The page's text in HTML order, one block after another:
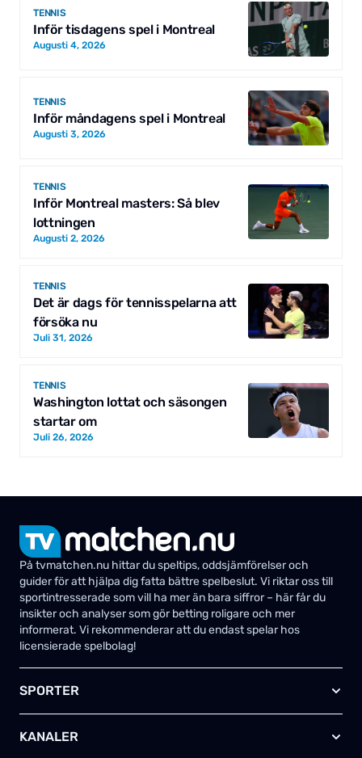
TENNIS
Inför tisdagens spel i Montreal
Augusti 4, 2026
TENNIS
Inför måndagens spel i Montreal
Augusti 3, 2026
TENNIS
Inför Montreal masters: Så blev
lottningen
Augusti 2, 2026
TENNIS
Det är dags för tennisspelarna att
försöka nu
Juli 31, 2026
TENNIS
Washington lottat och säsongen
startar om
Juli 26, 2026
På tvmatchen.nu hittar du speltips, oddsjämförelser och
guider för att hjälpa dig fatta bättre spelbeslut. Vi riktar oss till
sportintresserade som vill ha mer än bara siffror – här får du
insikter och analyser som gör betting roligare och mer
informerat. Vi rekommenderar att du endast spelar hos
licensierade spelbolag!
SPORTER
Ishockey
KANALER